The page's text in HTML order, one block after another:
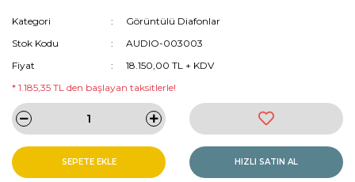
Kategori
Görüntülü Diafonlar
Stok Kodu
AUDIO-003003
Fiyat
18.150,00 TL + KDV
* 1.185,35 TL den başlayan taksitlerle!
SEPETE EKLE HIZLI SATIN AL